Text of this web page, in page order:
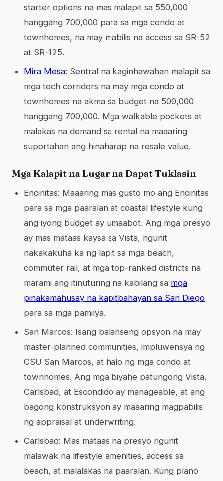
starter options na mas malapit sa 550,000
hanggang 700,000 para sa mga condo at
townhomes, na may mabilis na access sa SR-52
at SR-125.
Mira Mesa: Sentral na kaginhawahan malapit sa
mga tech corridors na may mga condo at
townhomes na akma sa budget na 500,000
hanggang 700,000. Mga walkable pockets at
malakas na demand sa rental na maaaring
suportahan ang hinaharap na resale value.
Mga Kalapit na Lugar na Dapat Tuklasin
Encinitas: Maaaring mas gusto mo ang Encinitas
para sa mga paaralan at coastal lifestyle kung
ang iyong budget ay umaabot. Ang mga presyo
ay mas mataas kaysa sa Vista, ngunit
nakakakuha ka ng lapit sa mga beach,
commuter rail, at mga top-ranked districts na
marami ang itinuturing na kabilang sa mga
pinakamahusay na kapitbahayan sa San Diego
para sa mga pamilya.
San Marcos: Isang balanseng opsyon na may
master-planned communities, impluwensya ng
CSU San Marcos, at halo ng mga condo at
townhomes. Ang mga biyahe patungong Vista,
Carlsbad, at Escondido ay manageable, at ang
bagong konstruksyon ay maaaring magpabilis
ng appraisal at underwriting.
Carlsbad: Mas mataas na presyo ngunit
malawak na lifestyle amenities, access sa
beach, at malalakas na paaralan. Kung plano